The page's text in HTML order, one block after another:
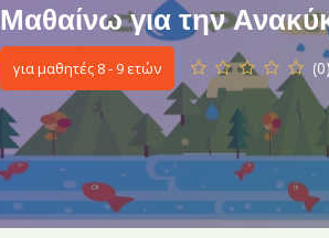
Μαθαίνω για την
για μαθητές 8 - 9 ετών (0)